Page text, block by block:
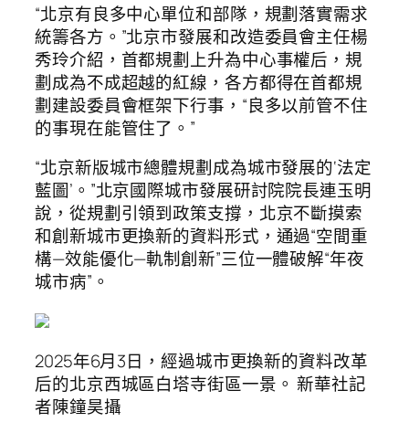
“北京有良多中心單位和部隊，規劃落實需求
統籌各方。”北京市發展和改造委員會主任楊
秀玲介紹，首都規劃上升為中心事權后，規
劃成為不成超越的紅線，各方都得在首都規
劃建設委員會框架下行事，“良多以前管不住
的事現在能管住了。”
“北京新版城市總體規劃成為城市發展的‘法定
藍圖’。”北京國際城市發展研討院院長連玉明
說，從規劃引領到政策支撐，北京不斷摸索
和創新城市更換新的資料形式，通過“空間重
構—效能優化—軌制創新”三位一體破解“年夜
城市病”。
2025年6月3日，經過城市更換新的資料改革
后的北京西城區白塔寺街區一景。 新華社記
者陳鐘昊攝